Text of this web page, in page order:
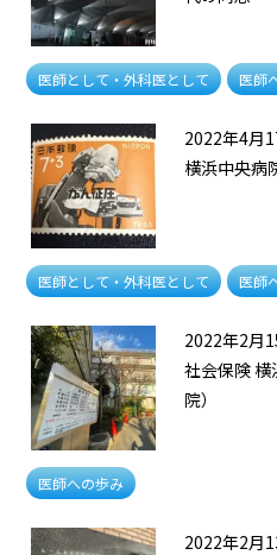
医師として・外科医として 医師
2022年4月
横浜中央
医師として・外科医として 医師
2022年2月
社会保険 横
院）
医師への歩み
2022年2月